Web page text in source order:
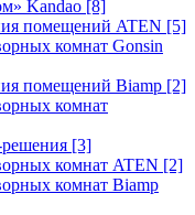
Kandao [8]
помещений ATEN [5]
комнат Gonsin
помещений Biamp [2]
комнат
[3]
комнат ATEN [2]
комнат Biamp